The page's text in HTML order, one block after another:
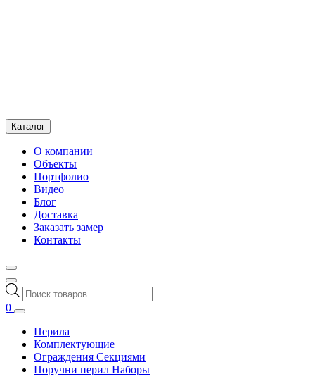
Каталог
О компании
Объекты
Портфолио
Видео
Блог
Доставка
Заказать замер
Контакты
Поиск
товаров
0
Перила
Комплектующие
Ограждения Секциями
Поручни перил Наборы